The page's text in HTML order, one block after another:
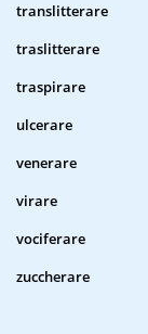
translitterare
traslitterare
traspirare
ulcerare
venerare
virare
vociferare
zuccherare